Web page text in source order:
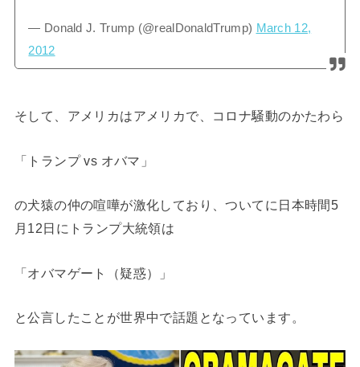
— Donald J. Trump (@realDonaldTrump) March 12,
2012
そして、アメリカはアメリカで、コロナ騒動のかたわら
「トランプ vs オバマ」
の犬猿の仲の喧嘩が激化しており、ついてに日本時間5
月12日にトランプ大統領は
「オバマゲート（疑惑）」
と公言したことが世界中で話題となっています。